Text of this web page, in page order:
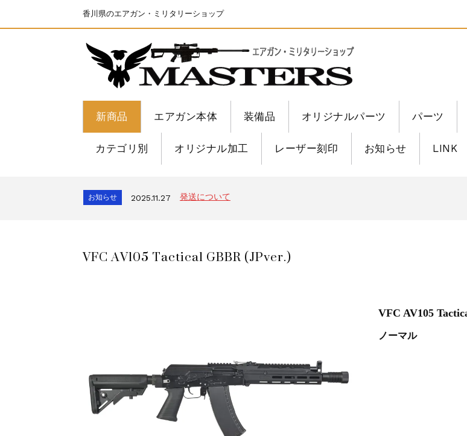
香川県のエアガン・ミリタリーショップ
新商品 エアガン本体 装備品 オリジナルパーツ パーツ
カテゴリ別 オリジナル加工 レーザー刻印 お知らせ LINK
2025.8.28 ちょっと面白い電動416修理
お知らせ 2025.11.27 発送について
お知らせ 2025.11.27 発送について
VFC AV105 Tactical GBBR (JPver.)
VFC AV105
ノーマル